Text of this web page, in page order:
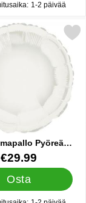
Varastossa
1-2 päivää
Pyöreä
Valkoinen
€29.99
Osta
folioilmapallo